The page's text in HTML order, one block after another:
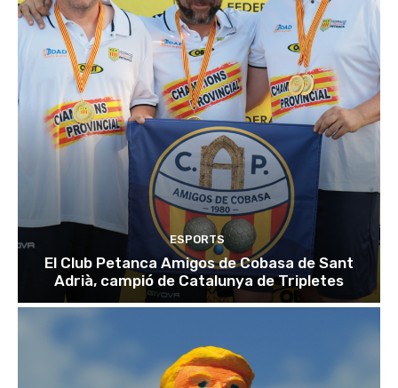
ESPORTS
El Club Petanca Amigos de Cobasa de Sant
Adrià, campió de Catalunya de Tripletes